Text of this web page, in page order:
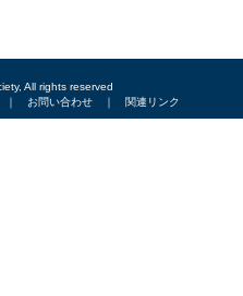
All rights reserved
お問い合わせ ｜ 関連リンク